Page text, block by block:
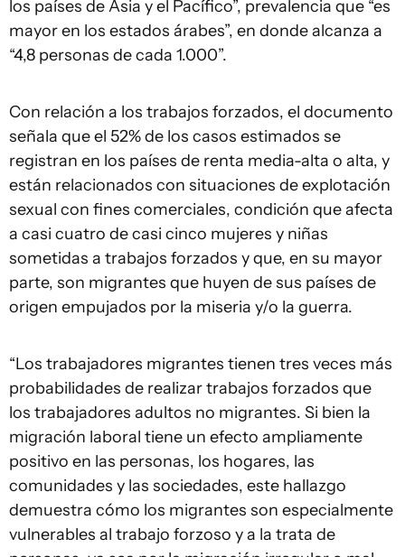
los países de Asia y el Pacífico”, prevalencia que “es
mayor en los estados árabes”, en donde alcanza a
“4,8 personas de cada 1.000”.
Con relación a los trabajos forzados, el documento
señala que el 52% de los casos estimados se
registran en los países de renta media-alta o alta, y
están relacionados con situaciones de explotación
sexual con fines comerciales, condición que afecta
a casi cuatro de casi cinco mujeres y niñas
sometidas a trabajos forzados y que, en su mayor
parte, son migrantes que huyen de sus países de
origen empujados por la miseria y/o la guerra.
“Los trabajadores migrantes tienen tres veces más
probabilidades de realizar trabajos forzados que
los trabajadores adultos no migrantes. Si bien la
migración laboral tiene un efecto ampliamente
positivo en las personas, los hogares, las
comunidades y las sociedades, este hallazgo
demuestra cómo los migrantes son especialmente
vulnerables al trabajo forzoso y a la trata de